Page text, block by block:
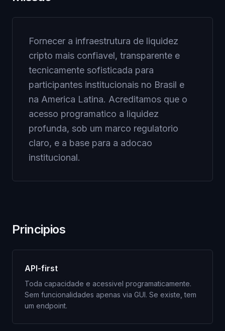
Fornecer a infraestrutura de liquidez
cripto mais confiavel, transparente e
tecnicamente sofisticada para
participantes institucionais no Brasil e
na America Latina. Acreditamos que o
acesso programatico a liquidez
profunda, sob um marco regulatorio
claro, e a base para a adocao
institucional.
Principios
API-first
Toda capacidade e acessivel programaticamente.
Sem funcionalidades apenas via GUI. Se existe, tem
um endpoint.